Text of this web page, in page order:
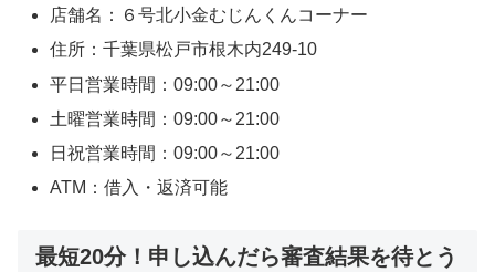
店舗名：６号北小金むじんくんコーナー
住所：千葉県松戸市根木内249-10
平日営業時間：09:00～21:00
土曜営業時間：09:00～21:00
日祝営業時間：09:00～21:00
ATM：借入・返済可能
最短20分！申し込んだら審査結果を待とう